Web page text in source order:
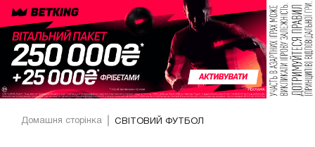
Домашня сторінка СВІТОВИЙ ФУТБОЛ